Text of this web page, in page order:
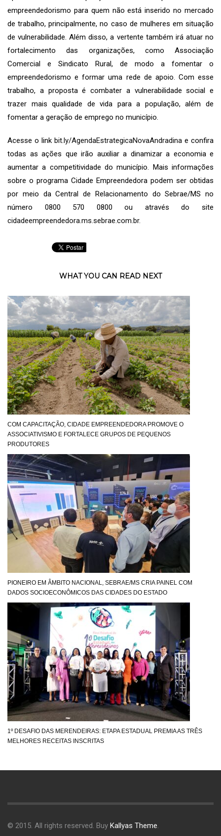
empreendedorismo para quem não está inserido no mercado
de trabalho, principalmente, no caso de mulheres em situação
de vulnerabilidade. Além disso, a vertente também irá atuar no
fortalecimento das organizações, como Associação
Comercial e Sindicato Rural, de modo a fomentar o
empreendedorismo e formar uma rede de apoio. Com esse
trabalho, a proposta é combater a vulnerabilidade social e
trazer mais qualidade de vida para a população, além de
fomentar a geração de emprego no município.
Acesse o link bit.ly/AgendaEstrategicaNovaAndradina e confira
todas as ações que irão auxiliar a dinamizar a economia e
aumentar a competitividade do município. Mais informações
sobre o programa Cidade Empreendedora podem ser obtidas
por meio da Central de Relacionamento do Sebrae/MS no
número 0800 570 0800 ou através do site
cidadeempreendedora.ms.sebrae.com.br.
WHAT YOU CAN READ NEXT
COM CAPACITAÇÃO, CIDADE EMPREENDEDORA PROMOVE O
ASSOCIATIVISMO E FORTALECE GRUPOS DE PEQUENOS
PRODUTORES
PIONEIRO EM ÂMBITO NACIONAL, SEBRAE/MS CRIA PAINEL COM
DADOS SOCIOECONÔMICOS DAS CIDADES DO ESTADO
1º DESAFIO DAS MERENDEIRAS: ETAPA ESTADUAL PREMIA AS TRÊS
MELHORES RECEITAS INSCRITAS
© 2015. All rights reserved. Buy Kallyas Theme.